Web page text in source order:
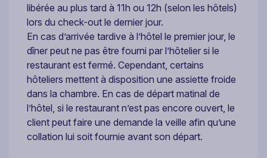
libérée au plus tard à 11h ou 12h (selon les hôtels)
lors du check-out le dernier jour.
En cas d’arrivée tardive à l’hôtel le premier jour, le
dîner peut ne pas être fourni par l’hôtelier si le
restaurant est fermé. Cependant, certains
hôteliers mettent à disposition une assiette froide
dans la chambre. En cas de départ matinal de
l’hôtel, si le restaurant n’est pas encore ouvert, le
client peut faire une demande la veille afin qu’une
collation lui soit fournie avant son départ.